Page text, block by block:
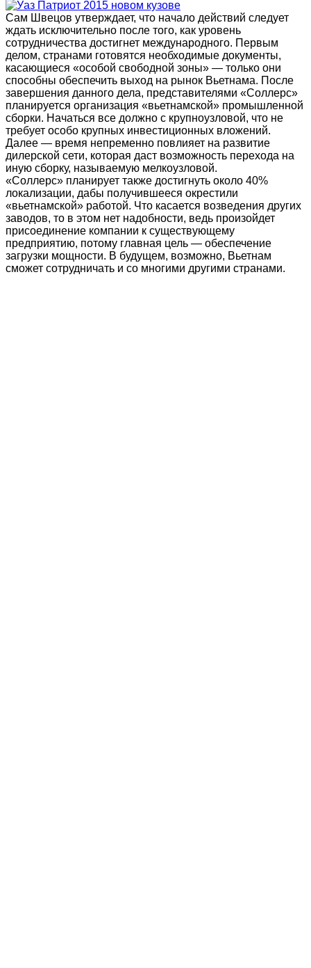
Сам Швецов утверждает, что начало действий следует
ждать исключительно после того, как уровень
сотрудничества достигнет международного. Первым
делом, странами готовятся необходимые документы,
касающиеся «особой свободной зоны» — только они
способны обеспечить выход на рынок Вьетнама. После
завершения данного дела, представителями «Соллерс»
планируется организация «вьетнамской» промышленной
сборки. Начаться все должно с крупноузловой, что не
требует особо крупных инвестиционных вложений.
Далее — время непременно повлияет на развитие
дилерской сети, которая даст возможность перехода на
иную сборку, называемую мелкоузловой.
«Соллерс» планирует также достигнуть около 40%
локализации, дабы получившееся окрестили
«вьетнамской» работой. Что касается возведения других
заводов, то в этом нет надобности, ведь произойдет
присоединение компании к существующему
предприятию, потому главная цель — обеспечение
загрузки мощности. В будущем, возможно, Вьетнам
сможет сотрудничать и со многими другими странами.